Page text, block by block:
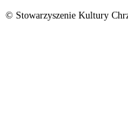
© Stowarzyszenie Kultury